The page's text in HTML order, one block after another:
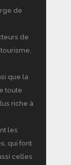
de
de
que la
toute
riche à
les
qui font
celles